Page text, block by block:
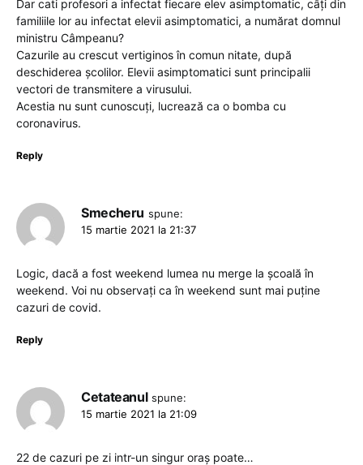
Dar cati profesori a infectat fiecare elev asimptomatic, câți din
familiile lor au infectat elevii asimptomatici, a numărat domnul
ministru Câmpeanu?
Cazurile au crescut vertiginos în comun nitate, după
deschiderea școlilor. Elevii asimptomatici sunt principalii
vectori de transmitere a virusului.
Acestia nu sunt cunoscuți, lucrează ca o bomba cu
coronavirus.
Reply
Smecheru spune:
15 martie 2021 la 21:37
Logic, dacă a fost weekend lumea nu merge la școală în
weekend. Voi nu observați ca în weekend sunt mai puține
cazuri de covid.
Reply
Cetateanul spune:
15 martie 2021 la 21:09
22 de cazuri pe zi intr-un singur oraș poate…